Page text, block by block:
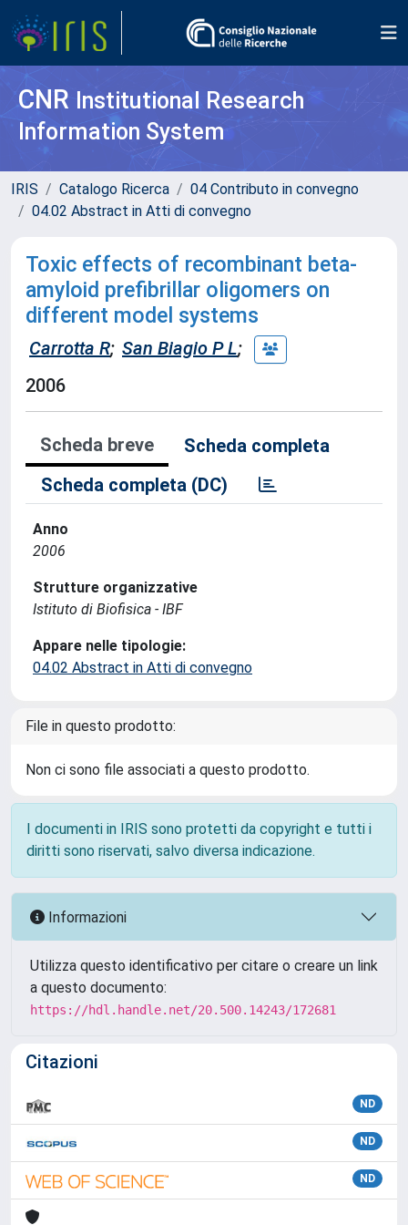
CNR Institutional Research
Information System
IRIS Catalogo Ricerca
04 Contributo in convegno
04.02 Abstract in Atti di convegno
Toxic effects of recombinant beta-
amyloid prefibrillar oligomers on
different model systems
Carrotta R; San Biagio P L;
2006
Scheda breve
Scheda completa
Scheda completa (DC)
Anno
2006
Strutture organizzative
Istituto di Biofisica - IBF
Appare nelle tipologie:
04.02 Abstract in Atti di convegno
File in questo prodotto:
Non ci sono file associati a questo prodotto.
I documenti in IRIS sono protetti da copyright e tutti i
diritti sono riservati, salvo diversa indicazione.
Informazioni
Utilizza questo identificativo per citare o creare un link
a questo documento:
https://hdl.handle.net/20.500.14243/172681
Citazioni
ND
ND
ND